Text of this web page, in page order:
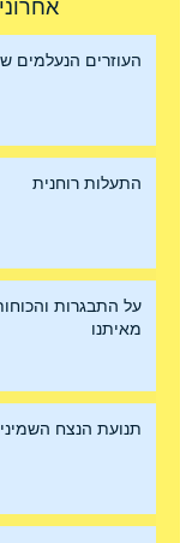
מאיתנו